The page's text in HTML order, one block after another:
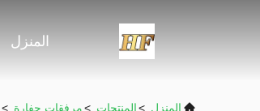
المنزل
المنزل >المنتجات >مرفقات حفارة >